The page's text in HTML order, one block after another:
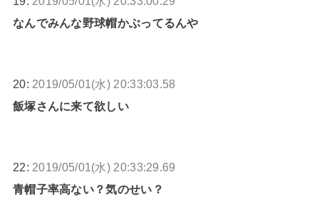
なんでみんな野球帽かぶってるんや
20: 2019/05/01(水) 20:33:03.58
飯塚さんに来て欲しい
22: 2019/05/01(水) 20:33:29.69
青帽子率高ない？気のせい？